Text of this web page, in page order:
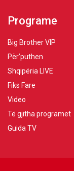
Programe
Big Brother VIP
Për’puthen
Shqipëria LIVE
Fiks Fare
Video
Të gjitha programet
Guida TV